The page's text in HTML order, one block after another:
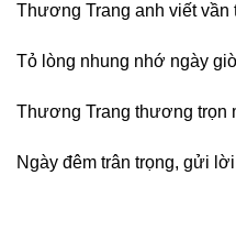
Thương Trang anh viết vần
Tỏ lòng nhung nhớ ngày
Thương Trang thương trọn
Ngày đêm trân trọng, gửi